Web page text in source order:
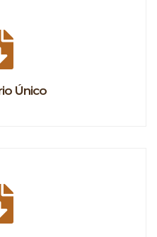
Único